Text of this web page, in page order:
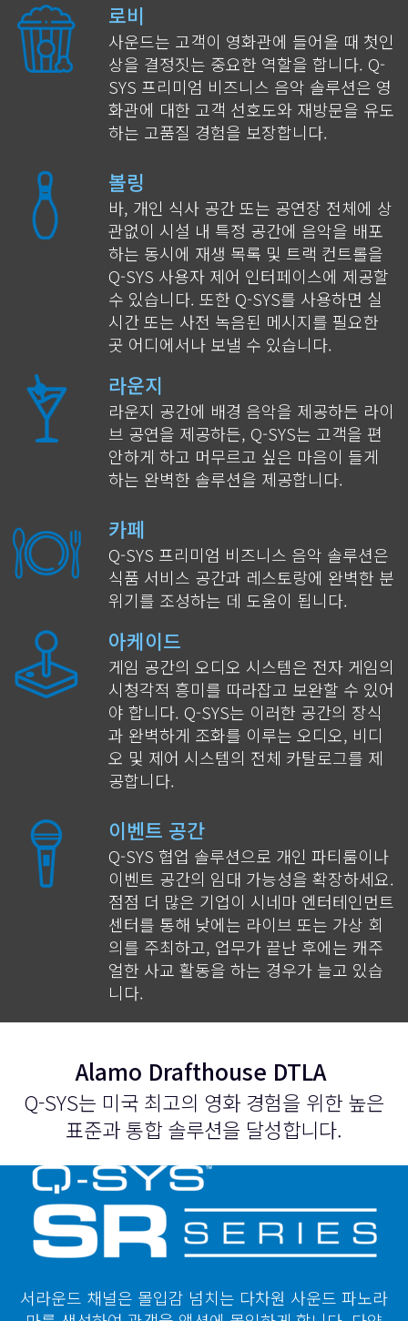
로비
사운드는 고객이 영화관에 들어올 때 첫인
상을 결정짓는 중요한 역할을 합니다. Q-
SYS 프리미엄 비즈니스 음악 솔루션은 영
화관에 대한 고객 선호도와 재방문을 유도
하는 고품질 경험을 보장합니다.
볼링
바, 개인 식사 공간 또는 공연장 전체에 상
관없이 시설 내 특정 공간에 음악을 배포
하는 동시에 재생 목록 및 트랙 컨트롤을
Q-SYS 사용자 제어 인터페이스에 제공할
수 있습니다. 또한 Q-SYS를 사용하면 실
시간 또는 사전 녹음된 메시지를 필요한
곳 어디에서나 보낼 수 있습니다.
라운지
라운지 공간에 배경 음악을 제공하든 라이
브 공연을 제공하든, Q-SYS는 고객을 편
안하게 하고 머무르고 싶은 마음이 들게
하는 완벽한 솔루션을 제공합니다.
카페
Q-SYS 프리미엄 비즈니스 음악 솔루션은
식품 서비스 공간과 레스토랑에 완벽한 분
위기를 조성하는 데 도움이 됩니다.
아케이드
게임 공간의 오디오 시스템은 전자 게임의
시청각적 흥미를 따라잡고 보완할 수 있어
야 합니다. Q-SYS는 이러한 공간의 장식
과 완벽하게 조화를 이루는 오디오, 비디
오 및 제어 시스템의 전체 카탈로그를 제
공합니다.
이벤트 공간
Q-SYS 협업 솔루션으로 개인 파티룸이나
이벤트 공간의 임대 가능성을 확장하세요.
점점 더 많은 기업이 시네마 엔터테인먼트
센터를 통해 낮에는 라이브 또는 가상 회
의를 주최하고, 업무가 끝난 후에는 캐주
얼한 사교 활동을 하는 경우가 늘고 있습
니다.​
Alamo Drafthouse DTLA
Q-SYS는 미국 최고의 영화 경험을 위한 높은
표준과 통합 솔루션을 달성합니다.
서라운드 채널은 몰입감 넘치는 다차원 사운드 파노라